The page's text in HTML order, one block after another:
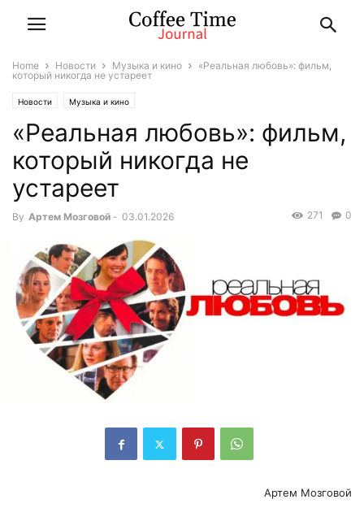
Home Новости Музыка и кино
«Реальная любовь»: фильм,
который никогда не устареет
Новости Музыка и кино
«Реальная любовь»: фильм,
который никогда не
устареет
By Артем Мозговой - 03.01.2026 0
271
Артем Мозговой